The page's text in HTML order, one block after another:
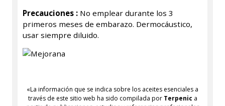
Precauciones : No emplear durante los 3
primeros meses de embarazo. Dermocáustico,
usar siempre diluido.
«La información que se indica sobre los aceites esenciales a
través de este sitio web ha sido compilada por Terpenic a